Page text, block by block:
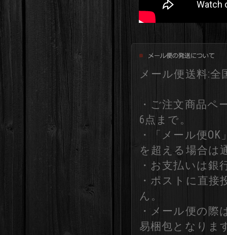
メール便送料:全
・ご注文商品ペ
6点まで。
・「メール便
を超える場合は
・お支払いは銀
・ポストに直接
ん。
・メール便の際
易梱包となりま